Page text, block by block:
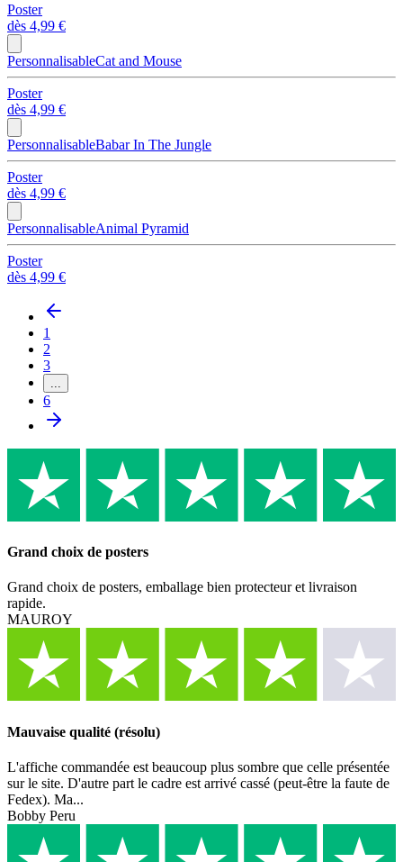
Poster
dès 4,99 €
PersonnalisableCat and Mouse
Poster
dès 4,99 €
PersonnalisableBabar In The Jungle
Poster
dès 4,99 €
PersonnalisableAnimal Pyramid
Poster
dès 4,99 €
1
2
3
6
Grand choix de posters
Grand choix de posters, emballage bien protecteur et livraison
rapide.
MAUROY
Mauvaise qualité (résolu)
L'affiche commandée est beaucoup plus sombre que celle présentée
sur le site. D'autre part le cadre est arrivé cassé (peut-être la faute de
Fedex). Ma...
Bobby Peru